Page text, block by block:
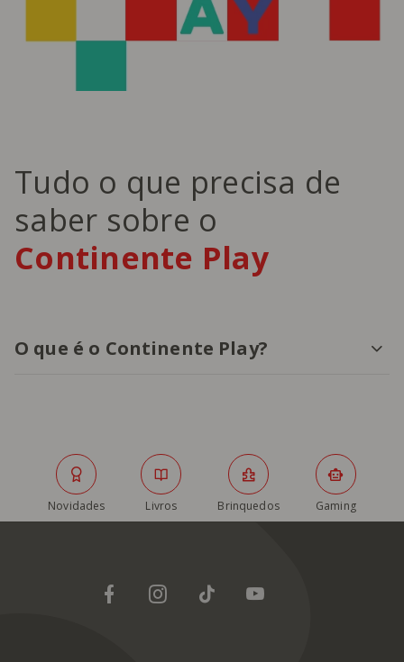
Tudo o que precisa de
saber sobre o
Continente Play
O que é o Continente Play?
Novidades Livros Brinquedos Gaming